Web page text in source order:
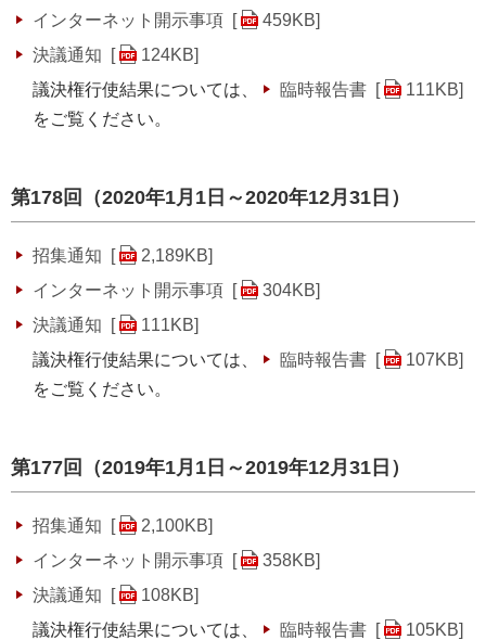
インターネット開示事項 [
459KB]
決議通知 [
124KB]
議決権行使結果については、
臨時報告書 [ 111KB]
をご覧ください。
第178回（2020年1月1日～2020年12月31日）
招集通知 [ 2,189KB]
インターネット開示事項 [
304KB]
決議通知 [
111KB]
議決権行使結果については、
臨時報告書 [ 107KB]
をご覧ください。
第177回（2019年1月1日～2019年12月31日）
招集通知 [ 2,100KB]
インターネット開示事項 [
358KB]
決議通知 [
108KB]
議決権行使結果については、
臨時報告書 [ 105KB]